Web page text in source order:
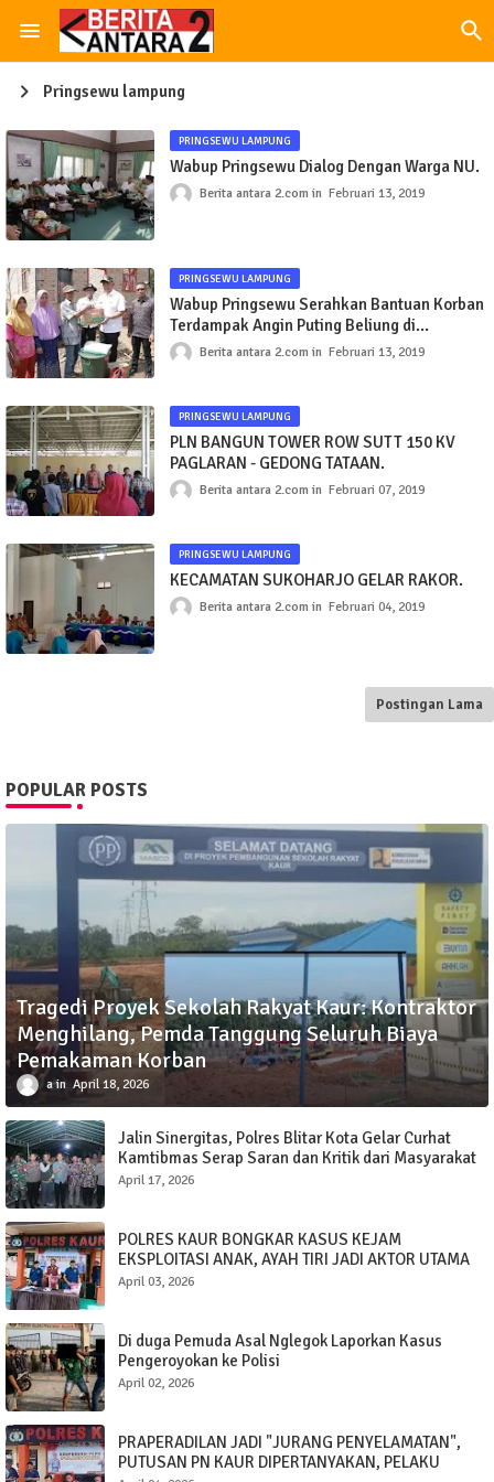
Pringsewu lampung
PRINGSEWU LAMPUNG
Wabup Pringsewu Dialog Dengan Warga NU.
Berita antara 2.com Februari 13, 2019
PRINGSEWU LAMPUNG
Wabup Pringsewu Serahkan Bantuan Korban
Terdampak Angin Puting Beliung di
Tulungagung
Berita antara 2.com Februari 13, 2019
PRINGSEWU LAMPUNG
PLN BANGUN TOWER ROW SUTT 150 KV
PAGLARAN - GEDONG TATAAN.
Berita antara 2.com Februari 07, 2019
PRINGSEWU LAMPUNG
KECAMATAN SUKOHARJO GELAR RAKOR.
Berita antara 2.com Februari 04, 2019
Postingan Lama
POPULAR POSTS
Tragedi Proyek Sekolah Rakyat Kaur: Kontraktor
Menghilang, Pemda Tanggung Seluruh Biaya
Pemakaman Korban
a April 18, 2026
Jalin Sinergitas, Polres Blitar Kota Gelar Curhat
Kamtibmas Serap Saran dan Kritik dari Masyarakat
April 17, 2026
POLRES KAUR BONGKAR KASUS KEJAM
EKSPLOITASI ANAK, AYAH TIRI JADI AKTOR UTAMA
April 03, 2026
Di duga Pemuda Asal Nglegok Laporkan Kasus
Pengeroyokan ke Polisi
April 02, 2026
PRAPERADILAN JADI "JURANG PENYELAMATAN",
PUTUSAN PN KAUR DIPERTANYAKAN, PELAKU